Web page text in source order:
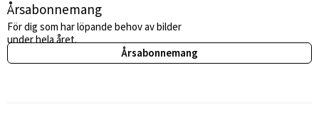
Årsabonnemang
För dig som har löpande behov av bilder
under hela året.
Årsabonnemang